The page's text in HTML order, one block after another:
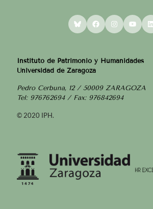
BlueskyFacebookInstagram
Instituto de Patrimonio y Humanidades
Universidad de Zaragoza
Pedro Cerbuna, 12 / 50009 ZARAGOZA
Tel: 976762694 / Fax: 976842694
© 2020 IPH.